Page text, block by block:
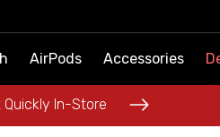
AirPods Accessories
Quickly In-Store
AirPods Accessories
Quickly In-Store